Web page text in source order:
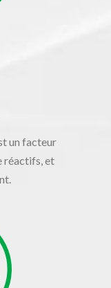
un facteur
réactifs, et